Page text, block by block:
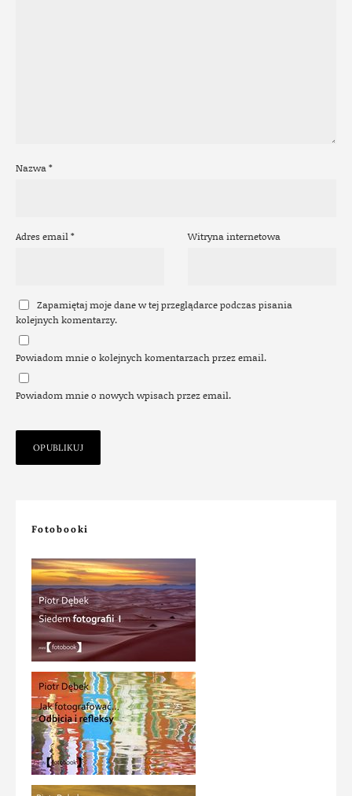
Nazwa*
Adres email* Witryna internetowa
Zapamiętaj moje dane w tej przeglądarce podczas pisania
kolejnych komentarzy.
Powiadom mnie o kolejnych komentarzach przez email.
Powiadom mnie o nowych wpisach przez email.
Fotobooki